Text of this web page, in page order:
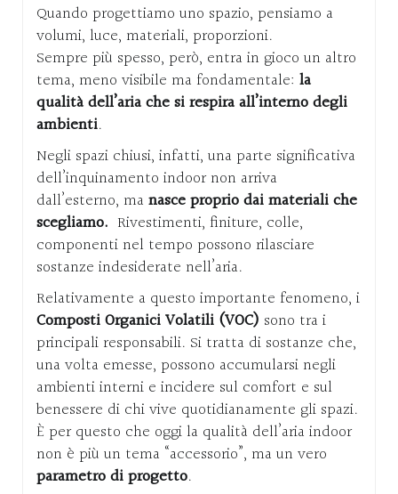
Quando progettiamo uno spazio, pensiamo a
volumi, luce, materiali, proporzioni.
Sempre più spesso, però, entra in gioco un altro
tema, meno visibile ma fondamentale: la
qualità dell’aria che si respira all’interno degli
ambienti.
Negli spazi chiusi, infatti, una parte significativa
dell’inquinamento indoor non arriva
dall’esterno, ma nasce proprio dai materiali che
scegliamo. Rivestimenti, finiture, colle,
componenti nel tempo possono rilasciare
sostanze indesiderate nell’aria.
Relativamente a questo importante fenomeno, i
Composti Organici Volatili (VOC) sono tra i
principali responsabili. Si tratta di sostanze che,
una volta emesse, possono accumularsi negli
ambienti interni e incidere sul comfort e sul
benessere di chi vive quotidianamente gli spazi.
È per questo che oggi la qualità dell’aria indoor
non è più un tema “accessorio”, ma un vero
parametro di progetto.